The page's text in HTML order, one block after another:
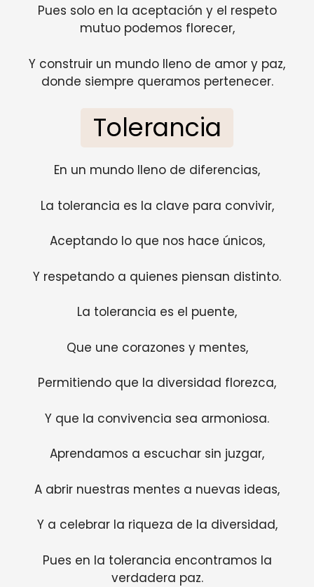
Pues solo en la aceptación y el respeto
mutuo podemos florecer,
Y construir un mundo lleno de amor y paz,
donde siempre queramos pertenecer.
Tolerancia
En un mundo lleno de diferencias,
La tolerancia es la clave para convivir,
Aceptando lo que nos hace únicos,
Y respetando a quienes piensan distinto.
La tolerancia es el puente,
Que une corazones y mentes,
Permitiendo que la diversidad florezca,
Y que la convivencia sea armoniosa.
Aprendamos a escuchar sin juzgar,
A abrir nuestras mentes a nuevas ideas,
Y a celebrar la riqueza de la diversidad,
Pues en la tolerancia encontramos la
verdadera paz.